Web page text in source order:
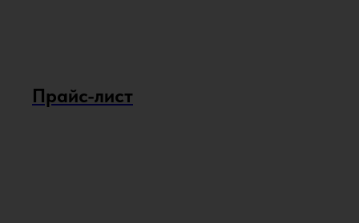
Прайс-лист